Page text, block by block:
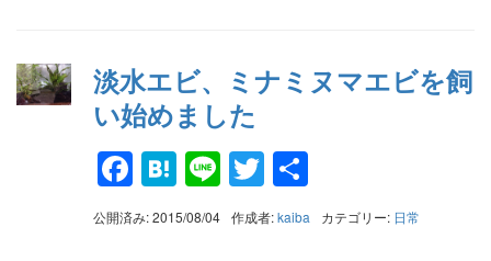
淡水エビ、ミナミヌマエビを飼
い始めました
Facebook
Hatena
LineTwitter
有
公開済み: 2015/08/04 作成者:kaiba カテゴリー: 日常